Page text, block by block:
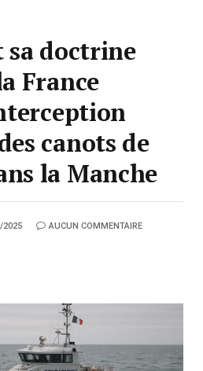
doctrine
France
canots de
la Manche
2025 AUCUN COMMENTAIRE